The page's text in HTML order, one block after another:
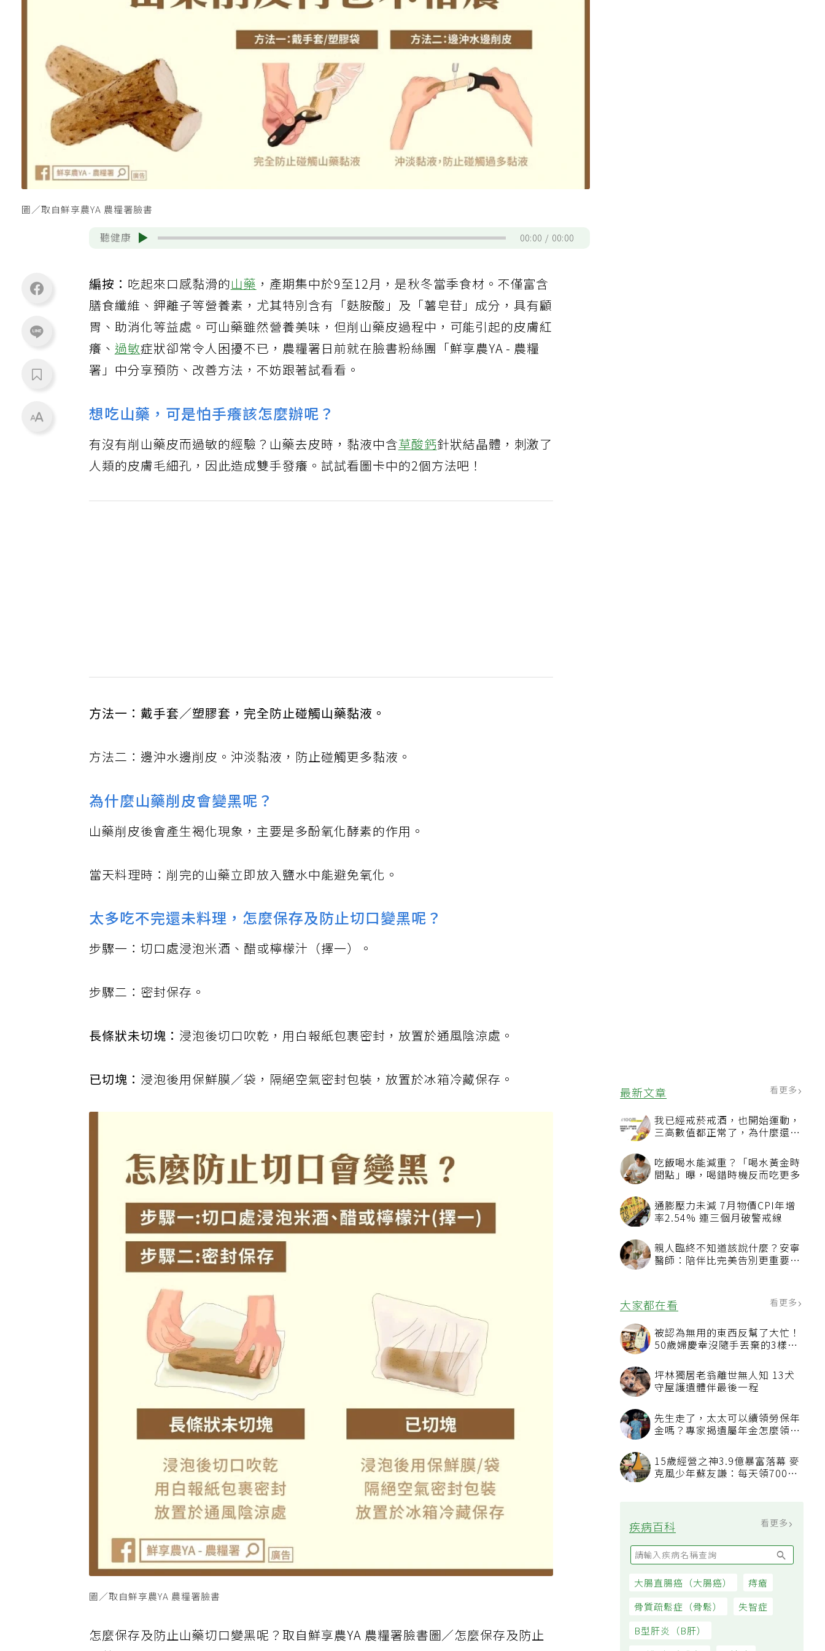
最新文章 看更多
我已經戒菸戒酒，也開始運動，
三高數值都正常了，為什麼還不
吃飯喝水能減重？「喝水黃金時
間點」曝，喝錯時機反而吃更多
通膨壓力未減 7月物價CPI年增
率2.54% 連三個月破警戒線
親人臨終不知道該說什麼？安寧
醫師：陪伴比完美告別更重要，
大家都在看
被認為無用的東西反幫了大忙！
50歲婦慶幸沒隨手丟棄的3樣物
品
坪林獨居老翁離世無人知 13犬
先生走了，太太可以續領勞保年
看順位還要看資格
15歲經營之神3.9億暴富落幕 麥
疾病百科
圖／取自鮮享農YA 農糧署臉書
聽健康 00:00 00:00
編按： 吃起來口感黏滑的山藥 ，產期集中於9至12月，是秋冬當季食材。不僅富含
膳食纖維、鉀離子等營養素，尤其特別含有「麩胺酸」及「薯皂苷」成分，具有顧
胃、助消化等益處。可山藥雖然營養美味，但削山藥皮過程中，可能引起的皮膚紅
癢、過敏症狀卻常令人困擾不已，農糧署日前就在臉書粉絲團「鮮享農YA - 農糧
署」中分享預防、改善方法，不妨跟著試看看。
想吃山藥，可是怕手癢該怎麼辦呢？
有沒有削山藥皮而過敏的經驗？山藥去皮時，黏液中含草酸鈣針狀結晶體，刺激了
人類的皮膚毛細孔，因此造成雙手發癢。試試看圖卡中的2個方法吧！
方法一：戴手套／塑膠套，完全防止碰觸山藥黏液。
方法二：邊沖水邊削皮。沖淡黏液，防止碰觸更多黏液。
為什麼山藥削皮會變黑呢？
山藥削皮後會產生褐化現象，主要是多酚氧化酵素的作用。
當天料理時：削完的山藥立即放入鹽水中能避免氧化。
太多吃不完還未料理，怎麼保存及防止切口變黑呢？
步驟一：切口處浸泡米酒、醋或檸檬汁（擇一）。
步驟二：密封保存。
長條狀未切塊：浸泡後切口吹乾，用白報紙包裹密封，放置於通風陰涼處。
已切塊： 浸泡後用保鮮膜／袋，隔絕空氣密封包裝，放置於冰箱冷藏保存。
怎麼保存及防止山藥切口變黑呢？取自鮮享農YA 農糧署臉書圖／怎麼保存及防止